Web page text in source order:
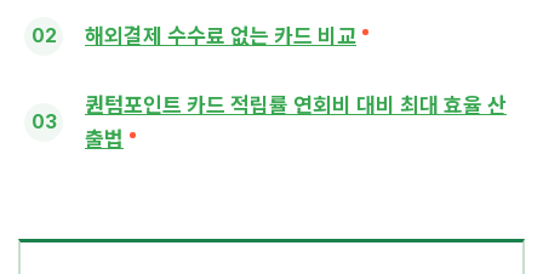
해외결제 수수료 없는 카드 비교
퀀텀포인트 카드 적립률 연회비 대비 최대 효율 산
출법